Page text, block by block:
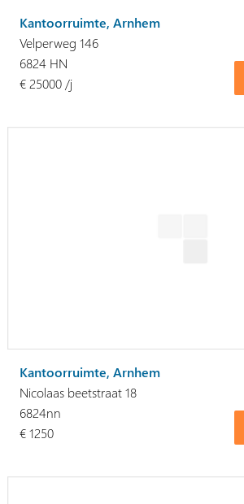
Kantoorruimte, Arnhem
Velperweg 146
6824 HN
€ 25000 /j
Kantoorruimte, Arnhem
Nicolaas beetstraat 18
6824nn
€ 1250